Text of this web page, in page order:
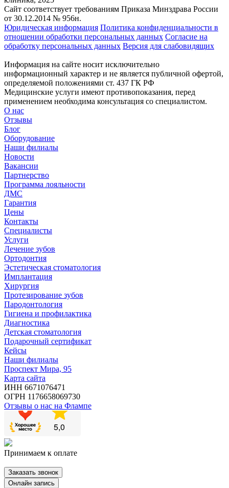
Сайт соответствует требованиям Приказа Минздрава России
от 30.12.2014 № 956н.
Юридическая информация Политика конфиденциальности в
отношении обработки персональных данных Согласие на
обработку персональных данных Версия для слабовидящих
Информация на сайте носит исключительно
информационный характер и не является публичной офертой,
определяемой положениями ст. 437 ГК РФ
Медицинские услуги имеют противопоказания, перед
применением необходима консультация со специалистом.
О нас
Отзывы
Блог
Оборудование
Наши филиалы
Новости
Вакансии
Партнерство
Программа лояльности
ДМС
Гарантия
Цены
Контакты
Специалисты
Услуги
Лечение зубов
Ортодонтия
Эстетическая стоматология
Имплантация
Хирургия
Протезирование зубов
Пародонтология
Гигиена и профилактика
Диагностика
Детская стоматология
Подарочный сертификат
Кейсы
Наши филиалы
Проспект Мира, 95
Карта сайта
ИНН 6671076471
ОГРН 1176658069730
Отзывы о нас на Флампе
Принимаем к оплате
Заказать звонок
Oнлайн запись